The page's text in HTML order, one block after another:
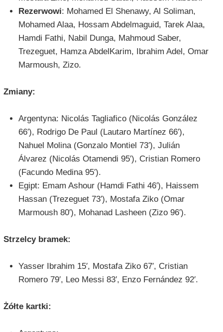
Rezerwowi: Mohamed El Shenawy, Al Soliman,
Mohamed Alaa, Hossam Abdelmaguid, Tarek Alaa,
Hamdi Fathi, Nabil Dunga, Mahmoud Saber,
Trezeguet, Hamza AbdelKarim, Ibrahim Adel, Omar
Marmoush, Zizo.
Zmiany:
Argentyna: Nicolás Tagliafico (Nicolás González
66′), Rodrigo De Paul (Lautaro Martínez 66′),
Nahuel Molina (Gonzalo Montiel 73′), Julián
Álvarez (Nicolás Otamendi 95′), Cristian Romero
(Facundo Medina 95′).
Egipt: Emam Ashour (Hamdi Fathi 46′), Haissem
Hassan (Trezeguet 73′), Mostafa Ziko (Omar
Marmoush 80′), Mohanad Lasheen (Zizo 96′).
Strzelcy bramek:
Yasser Ibrahim 15′, Mostafa Ziko 67′, Cristian
Romero 79′, Leo Messi 83′, Enzo Fernández 92′.
Żółte kartki: